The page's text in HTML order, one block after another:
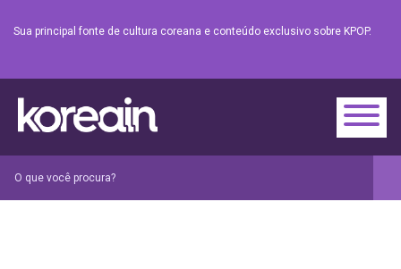
Sua principal fonte de cultura coreana e conteúdo exclusivo sobre KPOP.